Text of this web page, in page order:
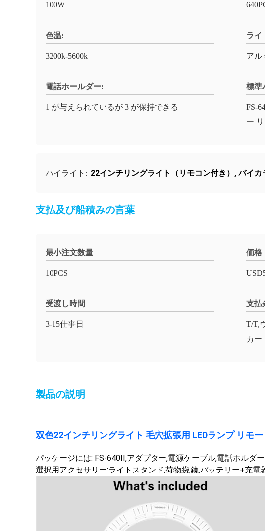
100W
色温:
3200k-5600k
ライ
アル
電話ホールダー:
1 が与えられているが 3 が保持できる
標準
FS-
ー
ハイライト: 22インチリングライト（リモコン付き） ,バイカ
支払及び船積みの言葉
最小注文数量
10PCS
価格
受渡し時間
3-15仕事日
支払
T/T,
カー
製品の説明
双色22インチリングライト 毛穴拡張用 LEDランプ リモ
パッケージには: FS-640II,アダプター,電源ケーブル,電話ホルダ
選択用アクセサリー:ライトスタンド,荷物袋,鏡,バッテリー+充電